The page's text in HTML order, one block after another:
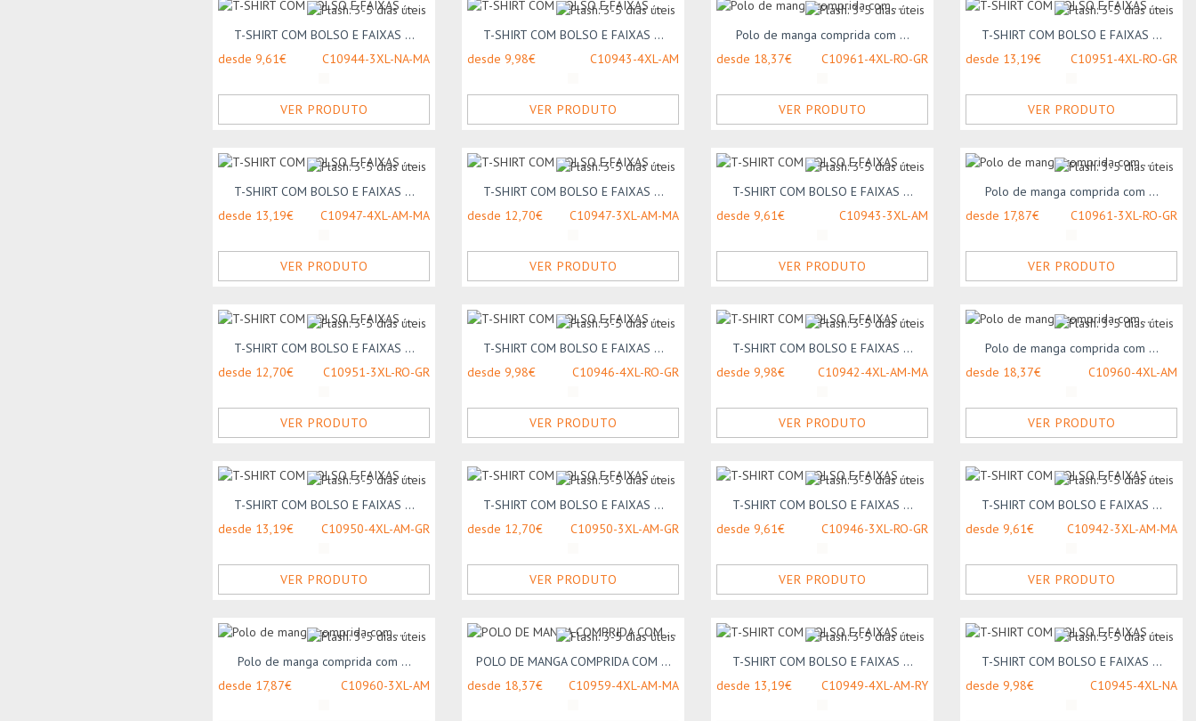
T-SHIRT COM BOLSO E FAIXAS ...
desde 9,61€
C10944-3XL-NA-MA
VER PRODUTO
T-SHIRT COM BOLSO E FAIXAS ...
desde 9,98€
C10943-4XL-AM
VER PRODUTO
Polo de manga comprida com ...
desde 18,37€
C10961-4XL-RO-GR
VER PRODUTO
T-SHIRT COM BOLSO E FAIXAS ...
desde 13,19€
C10951-4XL-RO-GR
VER PRODUTO
T-SHIRT COM BOLSO E FAIXAS ...
desde 13,19€
C10947-4XL-AM-MA
VER PRODUTO
T-SHIRT COM BOLSO E FAIXAS ...
desde 12,70€
C10947-3XL-AM-MA
VER PRODUTO
T-SHIRT COM BOLSO E FAIXAS ...
desde 9,61€
C10943-3XL-AM
VER PRODUTO
Polo de manga comprida com ...
desde 17,87€
C10961-3XL-RO-GR
VER PRODUTO
T-SHIRT COM BOLSO E FAIXAS ...
desde 12,70€
C10951-3XL-RO-GR
VER PRODUTO
T-SHIRT COM BOLSO E FAIXAS ...
desde 9,98€
C10946-4XL-RO-GR
VER PRODUTO
T-SHIRT COM BOLSO E FAIXAS ...
desde 9,98€
C10942-4XL-AM-MA
VER PRODUTO
Polo de manga comprida com ...
desde 18,37€
C10960-4XL-AM
VER PRODUTO
T-SHIRT COM BOLSO E FAIXAS ...
desde 13,19€
C10950-4XL-AM-GR
VER PRODUTO
T-SHIRT COM BOLSO E FAIXAS ...
desde 12,70€
C10950-3XL-AM-GR
VER PRODUTO
T-SHIRT COM BOLSO E FAIXAS ...
desde 9,61€
C10946-3XL-RO-GR
VER PRODUTO
T-SHIRT COM BOLSO E FAIXAS ...
desde 9,61€
C10942-3XL-AM-MA
VER PRODUTO
Polo de manga comprida com ...
desde 17,87€
C10960-3XL-AM
POLO DE MANGA COMPRIDA COM ...
desde 18,37€
C10959-4XL-AM-MA
T-SHIRT COM BOLSO E FAIXAS ...
desde 13,19€
C10949-4XL-AM-RY
T-SHIRT COM BOLSO E FAIXAS ...
desde 9,98€
C10945-4XL-NA